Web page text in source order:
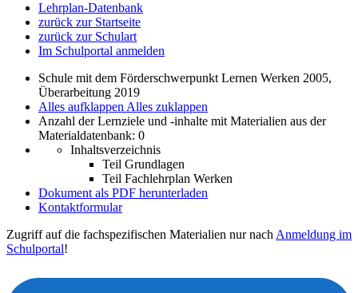
Lehrplan-Datenbank
zurück zur Startseite
zurück zur Schulart
Im Schulportal anmelden
Schule mit dem Förderschwerpunkt Lernen Werken 2005,
Überarbeitung 2019
Alles aufklappen Alles zuklappen
Anzahl der Lernziele und -inhalte mit Materialien aus der
Materialdatenbank: 0
Inhaltsverzeichnis
Teil Grundlagen
Teil Fachlehrplan Werken
Dokument als PDF herunterladen
Kontaktformular
Zugriff auf die fachspezifischen Materialien nur nach Anmeldung im
Schulportal!